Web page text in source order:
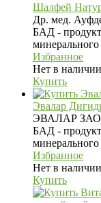
Шалфей
Др. мед.
БАД -
Избранное
Нет в наличии
Купить
Эвалар
ЭВАЛАР ЗАО
БАД -
Избранное
Нет в наличии
Купить